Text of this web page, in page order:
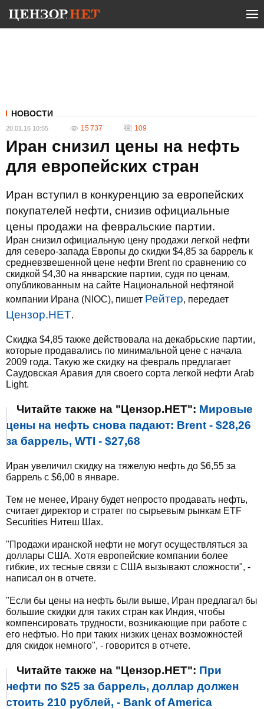
НОВОСТИ
20.01.16 10:55 15 737 109
Иран снизил цены на нефть
для европейских стран
Иран вступил в конкуренцию за европейских
покупателей нефти, снизив официальные
цены продажи на февральские партии.
Иран снизил официальную цену продажи легкой нефти
для северо-запада Европы до скидки $4,85 за баррель к
средневзвешенной цене нефти Brent по сравнению со
скидкой $4,30 на январские партии, судя по ценам,
опубликованным на сайте Национальной нефтяной
компании Ирана (NIOC), пишет Рейтер, передает
Цензор.НЕТ.
Скидка $4,85 также действовала на декабрьские партии,
которые продавались по минимальной цене с начала
2009 года. Такую же скидку на февраль предлагает
Саудовская Аравия для своего сорта легкой нефти Arab
Light.
Читайте также на "Цензор.НЕТ": Мировые
цены на нефть снова падают: Brent - $28,26
за баррель, WTI - $27,68
Иран увеличил скидку на тяжелую нефть до $6,55 за
баррель с $6,00 в январе.
Тем не менее, Ирану будет непросто продавать нефть,
считает директор и стратег по сырьевым рынкам ETF
Securities Нитеш Шах.
"Продажи иранской нефти не могут осуществляться за
доллары США. Хотя европейские компании более
гибкие, их тесные связи с США вызывают сложности", -
написал он в отчете.
"Если бы цены на нефть были выше, Иран предлагал бы
большие скидки для таких стран как Индия, чтобы
компенсировать трудности, возникающие при работе с
его нефтью. Но при таких низких ценах возможностей
для скидок немного", - говорится в отчете.
Читайте также на "Цензор.НЕТ": При
нефти по $25 за баррель, доллар должен
стоить 210 рублей, - Bank of America